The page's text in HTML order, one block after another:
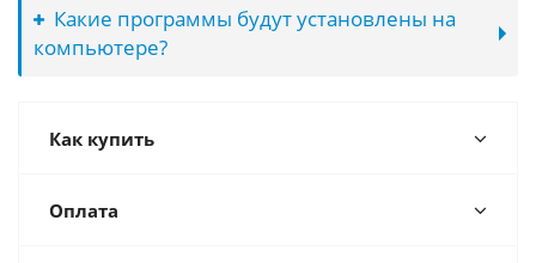
Какие программы будут установлены на
компьютере?
Как купить
Оплата